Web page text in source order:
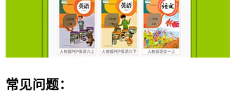
常见问题：